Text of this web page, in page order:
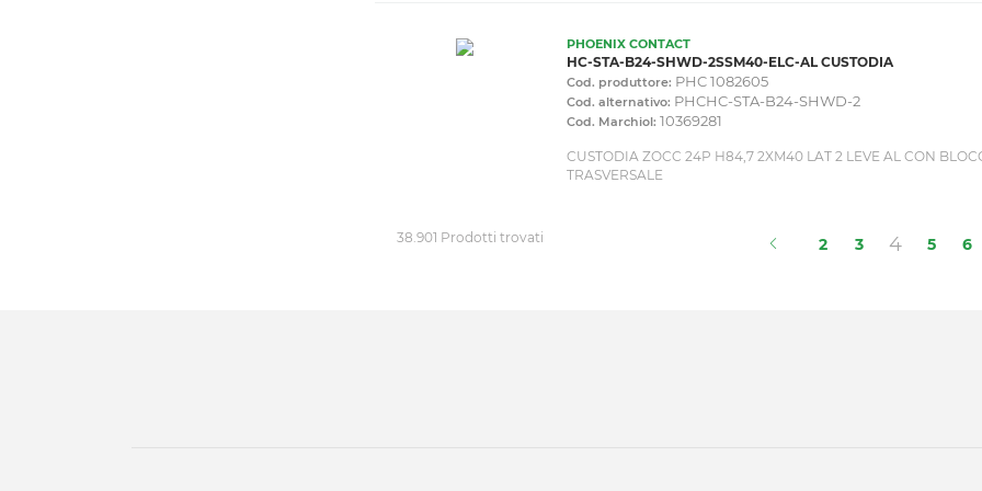
PHOENIX CONTACT
HC-STA-B24-SHWD-2SSM40-ELC-AL CUSTODIA
Cod. produttore: PHC 1082605
Cod. alternativo: PHCHC-STA-B24-SHWD-2
Cod. Marchiol: 10369281
CUSTODIA ZOCC 24P H84,7 2XM40 LAT 2 LEVE AL CON
TRASVERSALE
38.901 Prodotti trovati 2 3 4(current)
5 6